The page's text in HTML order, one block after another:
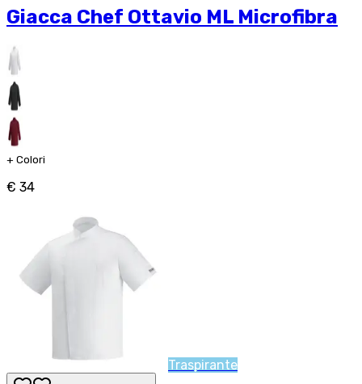
Giacca Chef Ottavio ML Microfibra
+ Colori
€ 34
Traspirante